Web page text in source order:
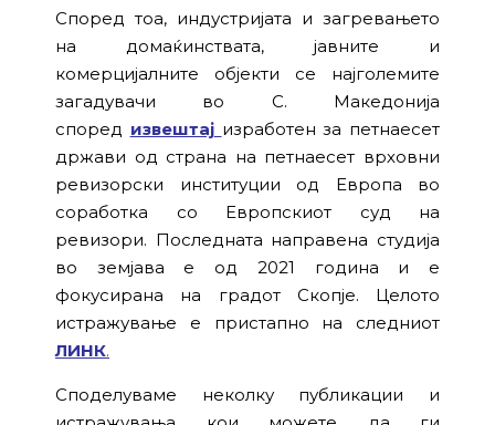
Според тоа, индустријата и загревањето
на домаќинствата, јавните и
комерцијалните објекти се најголемите
загадувачи во С. Македонија
според извештај изработен за петнаесет
држави од страна на петнаесет врховни
ревизорски институции од Европа во
соработка со Европскиот суд на
ревизори. Последната направена студија
во земјава е од 2021 година и е
фокусирана на градот Скопје. Целото
истражување е пристапно на следниот
ЛИНК.
Споделуваме неколку публикации и